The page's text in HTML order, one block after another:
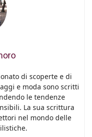
di scoperte e di
e moda sono scritti
le tendenze
La sua scrittura
nel mondo delle